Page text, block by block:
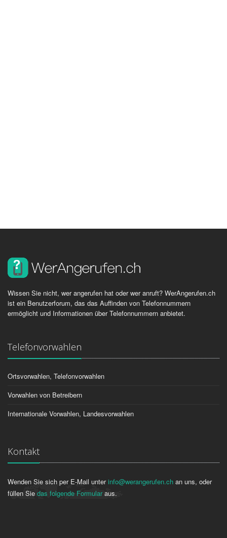
Wissen Sie nicht, wer angerufen hat oder wer anruft? WerAngerufen.ch
ist ein Benutzerforum, das das Auffinden von Telefonnummern
ermöglicht und Informationen über Telefonnummern anbietet.
Telefonvorwahlen
Ortsvorwahlen, Telefonvorwahlen
Vorwahlen von Betreibern
Internationale Vorwahlen, Landesvorwahlen
Kontakt
Wenden Sie sich per E-Mail unterinfo@werangerufen.ch an uns, oder
füllen Sie das folgende Formularaus.